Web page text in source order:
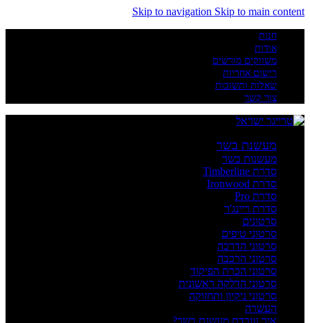
Skip to navigation Skip to main content
חנות
אודות
משווקים מורשים
רישום אחריות
שאלות ותשובות
צור קשר
מעשנת בשר
מעשנות בשר
סדרת Timberline
סדרת Ironwood
סדרת Pro
סדרת ריינג'ר
סרטונים
סרטוני טיפים
סרטוני הדרכה
סרטוני הרכבה
סרטוני הכרת הפיקוד
סרטוני הדלקה ראשונית
סרטוני ניקיון ותחזוקה
העשרה
איך עובדת מעשנת בשר?